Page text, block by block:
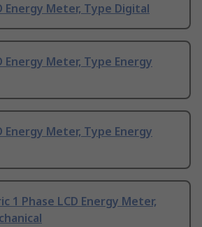
Energy Meter, Type Digital
Energy Meter, Type Energy
Energy Meter, Type Energy
1 Phase LCD Energy Meter,